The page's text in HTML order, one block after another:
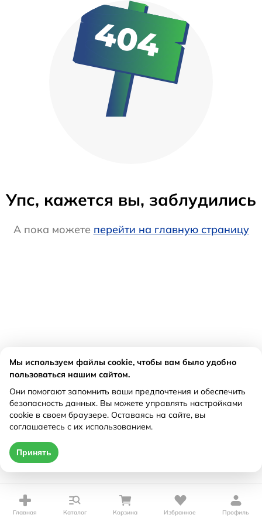
Упс, кажется вы, заблудились
А пока можете перейти на главную страницу
Главная Каталог Корзина Избранное Профиль
Мы используем файлы cookie, чтобы вам было удобно
пользоваться нашим сайтом.
Они помогают запомнить ваши предпочтения и обеспечить
безопасность данных. Вы можете управлять настройками
cookie в своем браузере. Оставаясь на сайте, вы
соглашаетесь с их использованием.
Принять